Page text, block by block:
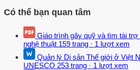
độ nhanh. Xu thế mới là giảm lao động
chuyền và tăng lao động có hàm lượng
máy móc tự động hóa. Tỉ lệ thời gian lao
người làm biến đổi vật chất ngày càng ít
sản xuất thì tương quan giữa lao động gián
tiếp luôn thay đổi, bản chất của lao động
Có thể bạn quan tâm
Giáo trình gây quỹ và tìm tài
nghệ thuật 159 trang · 1 lượt xem
Quản lý Di sản Thế giới ở Việt
UNESCO 253 trang · 1 lượt xem